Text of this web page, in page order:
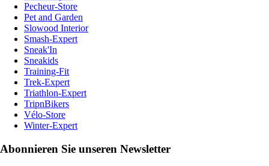
Pecheur-Store
Pet and Garden
Slowood Interior
Smash-Expert
Sneak'In
Sneakids
Training-Fit
Trek-Expert
Triathlon-Expert
TripnBikers
Vélo-Store
Winter-Expert
Abonnieren Sie unseren Newsletter